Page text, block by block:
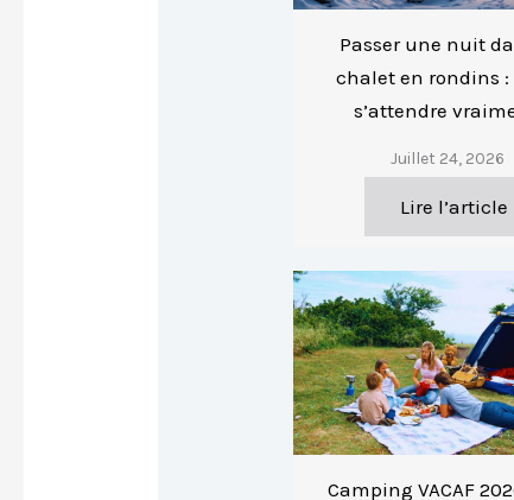
Passer une nuit
chalet en rondins :
s’attendre
Juillet 24, 2026
Lire l’article
Camping VACAF